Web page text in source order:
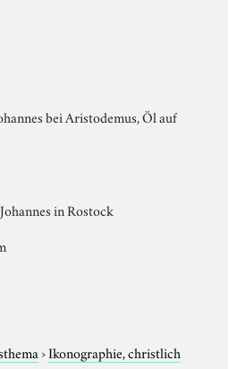
bei Aristodemus, Öl auf
in Rostock
›Ikonographie, christlich